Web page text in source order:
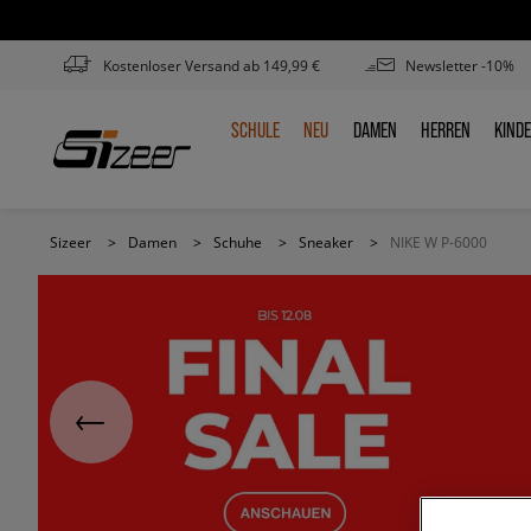
Kostenloser Versand ab 149,99 € Newsletter -10%
SCHULE
SCHULE NEU
NEU DAMEN
DAMEN HERREN
HERREN
Sizeer > Damen > Schuhe > Sneaker > NIKE W P-6000